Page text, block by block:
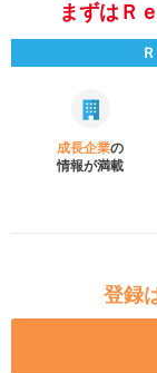
まずはＲ
成長企業の
情報が満載
登録